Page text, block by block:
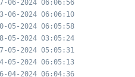
06-2024 06:06:56
06-2024 06:06:10
05-2024 06:05:58
05-2024 03:05:24
05-2024 05:05:31
05-2024 06:05:13
04-2024 06:04:36